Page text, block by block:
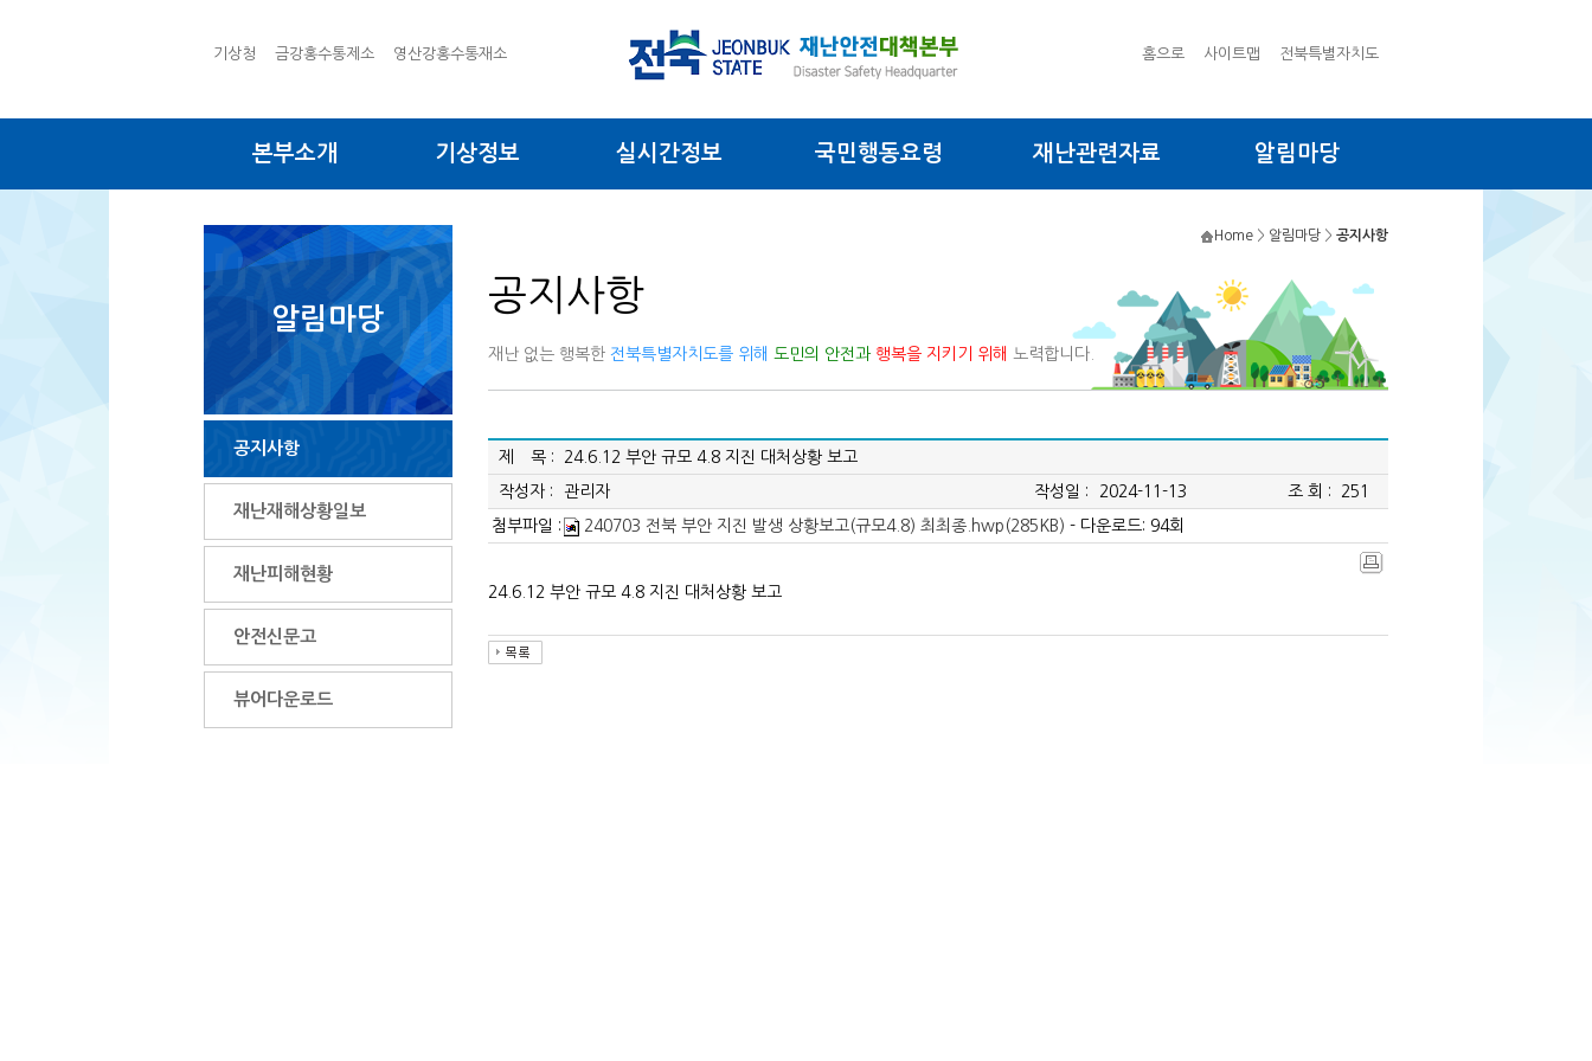
기상청 금강홍수통제소 영산강홍수통재소 홈으로 사이트맵 전북특별자치도
본부소개 기상정보 실시간정보 국민행동요령 재난관련자료 알림마당
알림마당
공지사항
재난재해상황일보
재난피해현황
안전신문고
뷰어다운로드
공지사항
Home > 알림마당 > 공지사항
재난 없는 행복한 전북특별자치도를 위해 도민의 안전과 행복을 지키기 위해 노력합니다.
제 목 : 24.6.12 부안 규모 4.8 지진 대처상황 보고
작성자 : 관리자 작성일 : 2024-11-13 조 회 : 251
첨부파일 : 240703 전북 부안 지진 발생 상황보고(규모4.8) 최최종.hwp(285KB) - 다운로드: 94회
24.6.12 부안 규모 4.8 지진 대처상황 보고